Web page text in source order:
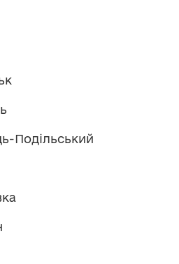
Подільський